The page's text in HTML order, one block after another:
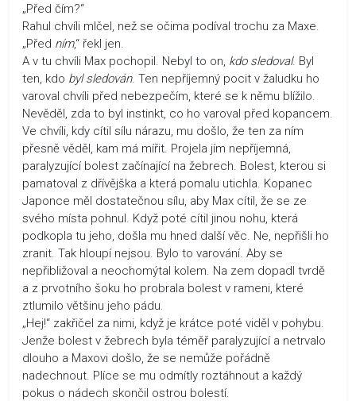
„Před čím?“
Rahul chvíli mlčel, než se očima podíval trochu za Maxe.
„Před ním,“ řekl jen.
A v tu chvíli Max pochopil. Nebyl to on, kdo sledoval. Byl
ten, kdo byl sledován. Ten nepříjemný pocit v žaludku ho
varoval chvíli před nebezpečím, které se k němu blížilo.
Nevěděl, zda to byl instinkt, co ho varoval před kopancem.
Ve chvíli, kdy cítil sílu nárazu, mu došlo, že ten za ním
přesně věděl, kam má mířit. Projela jím nepříjemná,
paralyzující bolest začínající na žebrech. Bolest, kterou si
pamatoval z dřívějška a která pomalu utichla. Kopanec
Japonce měl dostatečnou sílu, aby Max cítil, že se ze
svého místa pohnul. Když poté cítil jinou nohu, která
podkopla tu jeho, došla mu hned další věc. Ne, nepřišli ho
zranit. Tak hloupí nejsou. Bylo to varování. Aby se
nepřibližoval a neochomýtal kolem. Na zem dopadl tvrdě
a z prvotního šoku ho probrala bolest v rameni, které
ztlumilo většinu jeho pádu.
„Hej!“ zakřičel za nimi, když je krátce poté viděl v pohybu.
Jenže bolest v žebrech byla téměř paralyzující a netrvalo
dlouho a Maxovi došlo, že se nemůže pořádně
nadechnout. Plíce se mu odmítly roztáhnout a každý
pokus o nádech skončil ostrou bolestí.